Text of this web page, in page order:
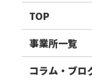
TOP
リハスワーク
リハスファーム
事業所一覧
関東エリア
コラム・ブロ